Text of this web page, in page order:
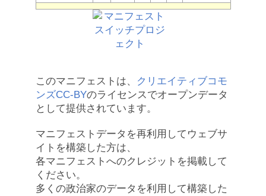
このマニフェストは、
クリエイティブコモ
ンズCC-BYのライセンスでオープンデータ
として提供されています。
マニフェストデータを再利用してウェブサ
イトを構築した方は、
各マニフェストへのクレジットを掲載して
ください。
多くの政治家のデータを利用して構築した